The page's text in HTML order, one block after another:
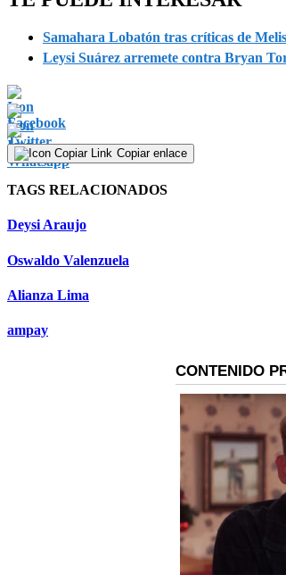
Samahara Lobatón tras críticas de
Leysi Suárez arremete contra Bryan
Copiar enlace
TAGS RELACIONADOS
Deysi Araujo
Oswaldo Valenzuela
Alianza Lima
ampay